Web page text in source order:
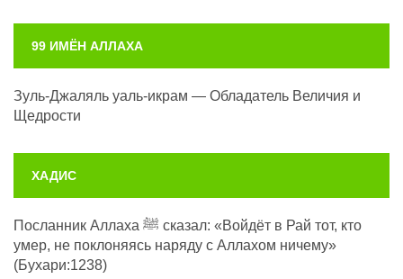
99 ИМЁН АЛЛАХА
Зуль-Джаляль уаль-икрам — Обладатель Величия и
Щедрости
ХАДИС
Посланник Аллаха ﷺ сказал: «Войдёт в Рай тот, кто
умер, не поклоняясь наряду с Аллахом ничему»
(Бухари:1238)